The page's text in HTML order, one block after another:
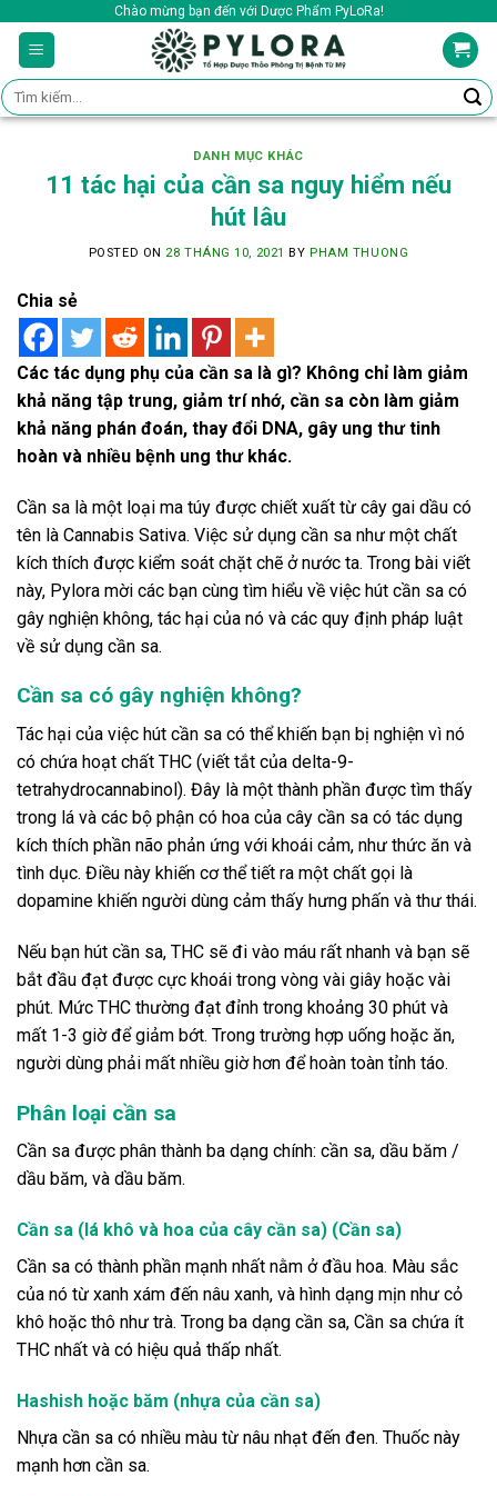
content
Chào mừng bạn đến với Dược Phẩm PyLoRa!
Tìm
kiếm:
DANH MỤC KHÁC
11 tác hại của cần sa nguy hiểm nếu
hút lâu
POSTED ON 28 THÁNG 10, 2021 BYPHAM THUONG
Chia sẻ
Các tác dụng phụ của cần sa là gì? Không chỉ làm giảm
khả năng tập trung, giảm trí nhớ, cần sa còn làm giảm
khả năng phán đoán, thay đổi DNA, gây ung thư tinh
hoàn và nhiều bệnh ung thư khác.
Cần sa là một loại ma túy được chiết xuất từ ​​cây gai dầu có
tên là Cannabis Sativa. Việc sử dụng cần sa như một chất
kích thích được kiểm soát chặt chẽ ở nước ta. Trong bài viết
này, Pylora mời các bạn cùng tìm hiểu về việc hút cần sa có
gây nghiện không, tác hại của nó và các quy định pháp luật
về sử dụng cần sa.
Cần sa có gây nghiện không?
Tác hại của việc hút cần sa có thể khiến bạn bị nghiện vì nó
có chứa hoạt chất THC (viết tắt của delta-9-
tetrahydrocannabinol). Đây là một thành phần được tìm thấy
trong lá và các bộ phận có hoa của cây cần sa có tác dụng
kích thích phần não phản ứng với khoái cảm, như thức ăn và
tình dục. Điều này khiến cơ thể tiết ra một chất gọi là
dopamine khiến người dùng cảm thấy hưng phấn và thư thái.
Nếu bạn hút cần sa, THC sẽ đi vào máu rất nhanh và bạn sẽ
bắt đầu đạt được cực khoái trong vòng vài giây hoặc vài
phút. Mức THC thường đạt đỉnh trong khoảng 30 phút và
mất 1-3 giờ để giảm bớt. Trong trường hợp uống hoặc ăn,
người dùng phải mất nhiều giờ hơn để hoàn toàn tỉnh táo.
Phân loại cần sa
Cần sa được phân thành ba dạng chính: cần sa, dầu băm /
dầu băm, và dầu băm.
Cần sa (lá khô và hoa của cây cần sa) (Cần sa)
Cần sa có thành phần mạnh nhất nằm ở đầu hoa. Màu sắc
của nó từ xanh xám đến nâu xanh, và hình dạng mịn như cỏ
khô hoặc thô như trà. Trong ba dạng cần sa, Cần sa chứa ít
THC nhất và có hiệu quả thấp nhất.
Hashish hoặc băm (nhựa của cần sa)
Nhựa cần sa có nhiều màu từ nâu nhạt đến đen. Thuốc này
mạnh hơn cần sa.